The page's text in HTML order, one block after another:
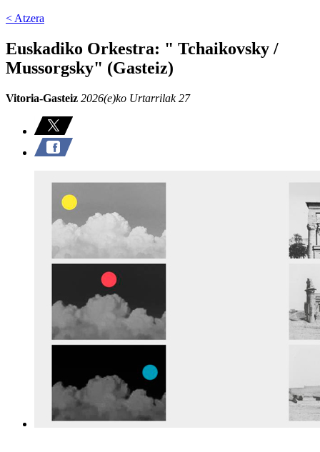
< Atzera
Euskadiko Orkestra: " Tchaikovsky /
Mussorgsky" (Gasteiz)
Vitoria-Gasteiz 2026(e)ko Urtarrilak 27